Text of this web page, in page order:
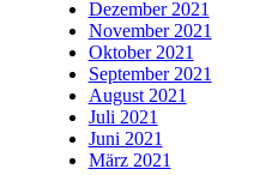
Dezember 2021
November 2021
Oktober 2021
September 2021
August 2021
Juli 2021
Juni 2021
März 2021